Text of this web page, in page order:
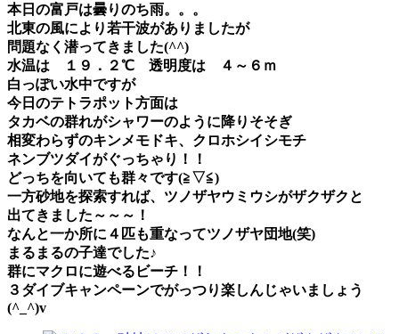
本日の富戸は曇りのち雨。。。
北東の風により若干波がありましたが
問題なく潜ってきました(^^)
水温は １９．２℃
透明度は ４～６ｍ
白っぽい水中ですが
今日のテトラポット方面は
タカベの群れがシャワーのように降りそそぎ
相変わらずのキンメモドキ、クロホシイシモチ
ネンブツダイがぐっちゃり！！
どっちを向いても群々です(≧▽≦)
一方砂地を探索すれば、 ツノザヤウミウシがザクザクと
出てきました～～～！
なんと一か所に４匹も重なってツノザヤ団地(笑)
まるまるの子達でした♪
群にマクロに遊べるビーチ！！
３ダイブキャンペーンでがっつり楽しんじゃいましょう
(^_^)v